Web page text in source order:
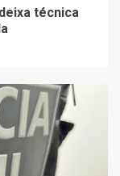
técnica